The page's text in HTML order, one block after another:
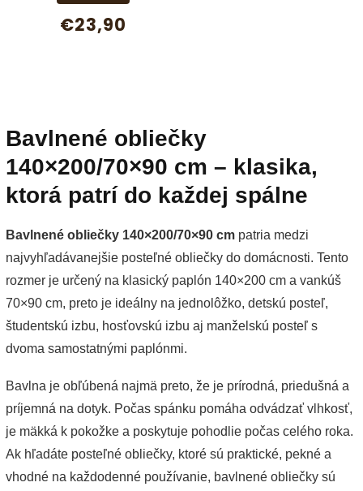
€23,90
Bavlnené obliečky
140×200/70×90 cm – klasika,
ktorá patrí do každej spálne
Bavlnené obliečky 140×200/70×90 cm patria medzi
najvyhľadávanejšie posteľné obliečky do domácnosti. Tento
rozmer je určený na klasický paplón 140×200 cm a vankúš
70×90 cm, preto je ideálny na jednolôžko, detskú posteľ,
študentskú izbu, hosťovskú izbu aj manželskú posteľ s
dvoma samostatnými paplónmi.
Bavlna je obľúbená najmä preto, že je prírodná, priedušná a
príjemná na dotyk. Počas spánku pomáha odvádzať vlhkosť,
je mäkká k pokožke a poskytuje pohodlie počas celého roka.
Ak hľadáte posteľné obliečky, ktoré sú praktické, pekné a
vhodné na každodenné používanie, bavlnené obliečky sú